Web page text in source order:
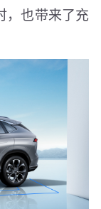
，也带来了充